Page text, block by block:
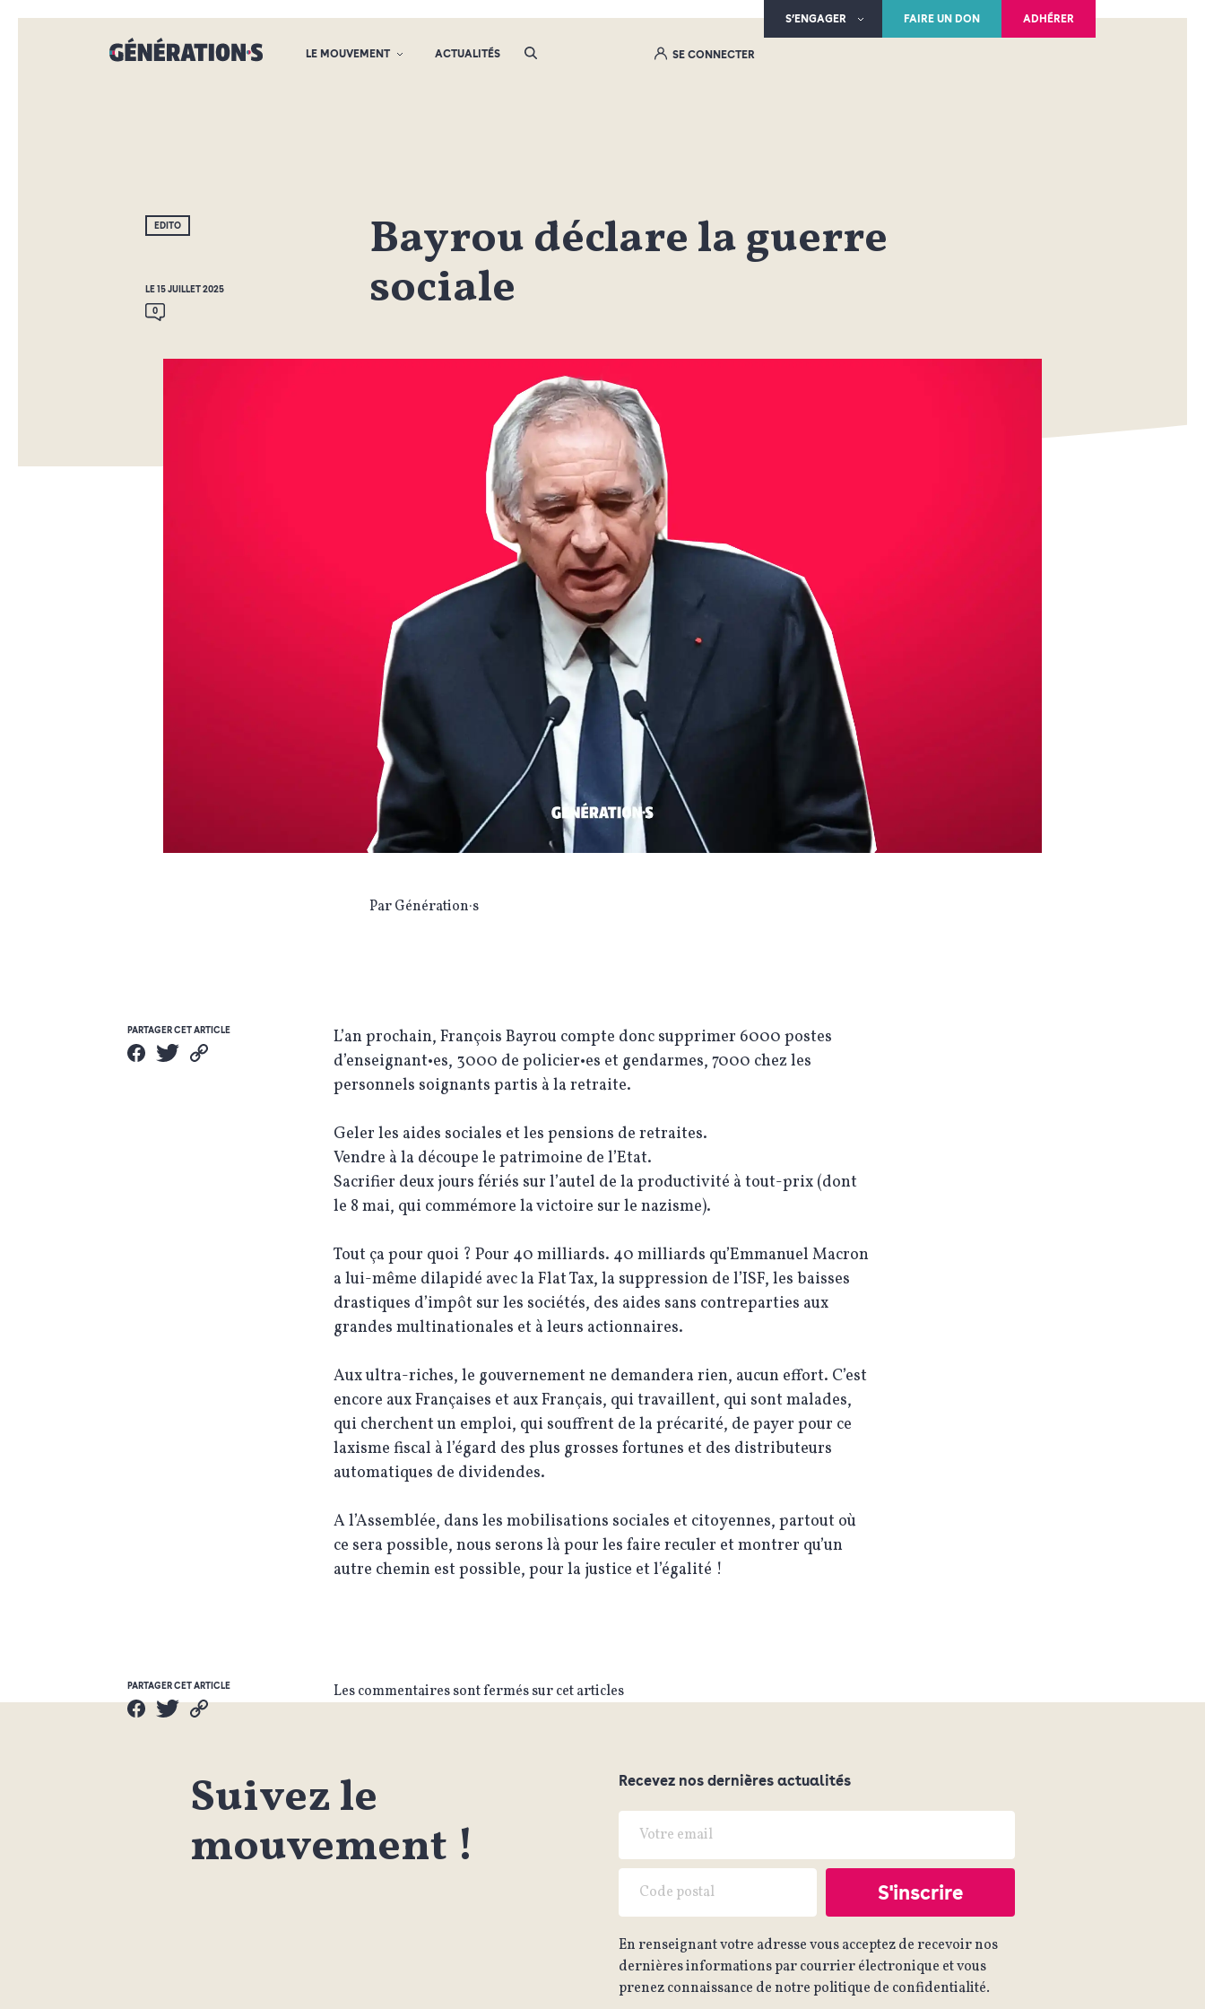
S’ENGAGER FAIRE UN DON ADHÉRER
LE MOUVEMENT ACTUALITÉS SE CONNECTER
EDITO
LE 15 JUILLET 2025
0
Bayrou déclare la guerre
sociale
Par Génération·s
PARTAGER CET ARTICLE
L’an prochain, François Bayrou compte donc supprimer 6000 postes
d’enseignant•es, 3000 de policier•es et gendarmes, 7000 chez les
personnels soignants partis à la retraite.
Geler les aides sociales et les pensions de retraites.
Vendre à la découpe le patrimoine de l’Etat.
Sacrifier deux jours fériés sur l’autel de la productivité à tout-prix (dont
le 8 mai, qui commémore la victoire sur le nazisme).
Tout ça pour quoi ? Pour 40 milliards. 40 milliards qu’Emmanuel Macron
a lui-même dilapidé avec la Flat Tax, la suppression de l’ISF, les baisses
drastiques d’impôt sur les sociétés, des aides sans contreparties aux
grandes multinationales et à leurs actionnaires.
Aux ultra-riches, le gouvernement ne demandera rien, aucun effort. C’est
encore aux Françaises et aux Français, qui travaillent, qui sont malades,
qui cherchent un emploi, qui souffrent de la précarité, de payer pour ce
laxisme fiscal à l’égard des plus grosses fortunes et des distributeurs
automatiques de dividendes.
A l’Assemblée, dans les mobilisations sociales et citoyennes, partout où
ce sera possible, nous serons là pour les faire reculer et montrer qu’un
autre chemin est possible, pour la justice et l’égalité !
PARTAGER CET ARTICLE Les commentaires sont fermés sur cet articles
Suivez le
mouvement !
Recevez nos dernières actualités
En renseignant votre adresse vous acceptez de recevoir nos
dernières informations par courrier électronique et vous
prenez connaissance de notre politique de confidentialité.